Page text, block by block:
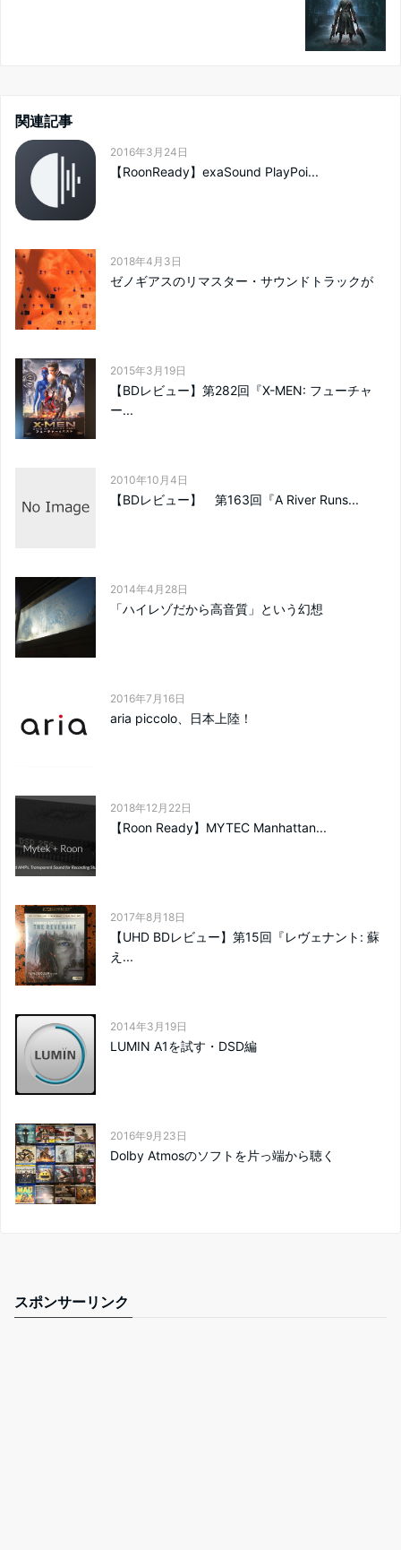
関連記事
2016年3月24日
【RoonReady】exaSound PlayPoi...
2018年4月3日
ゼノギアスのリマスター・サウンドトラックが
2015年3月19日
【BDレビュー】第282回『X-MEN: フューチャ
ー...
2010年10月4日
【BDレビュー】 第163回『A River Runs...
2014年4月28日
「ハイレゾだから高音質」という幻想
2016年7月16日
aria piccolo、日本上陸！
2018年12月22日
【Roon Ready】MYTEC Manhattan...
2017年8月18日
【UHD BDレビュー】第15回『レヴェナント: 蘇
え...
2014年3月19日
LUMIN A1を試す・DSD編
2016年9月23日
Dolby Atmosのソフトを片っ端から聴く
スポンサーリンク